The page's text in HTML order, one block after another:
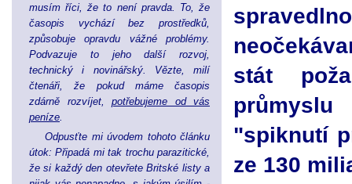
musím říci, že to není pravda. To, že
časopis vychází bez prostředků,
způsobuje opravdu vážné problémy.
Podvazuje to jeho další rozvoj,
technický i novinářský. Vězte, milí
čtenáři, že pokud máme časopis
zdárně rozvíjet, potřebujeme od vás
peníze
Odpusťte mi úvodem tohoto článku
útok: Připadá mi tak trochu parazitické,
že si každý den otevřete Britské listy a
stát
"spiknutí
ze 130